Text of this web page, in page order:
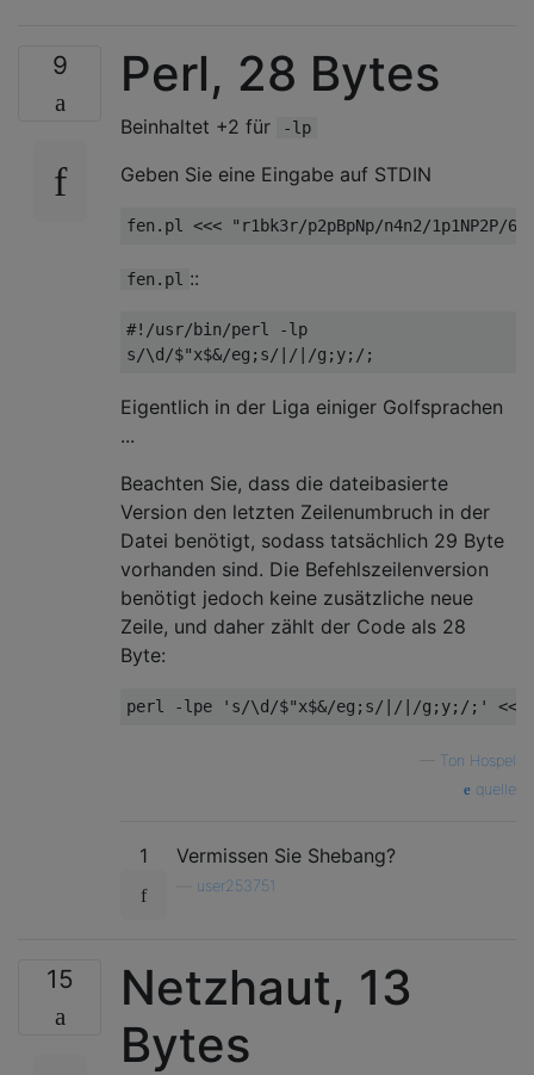
9 Perl, 28 Bytes
Beinhaltet +2 für -lp
Geben Sie eine Eingabe auf STDIN
fen.pl ::
#!/usr/bin/perl -lp
Eigentlich in der Liga einiger Golfsprachen
...
Beachten Sie, dass die dateibasierte
Version den letzten Zeilenumbruch in der
Datei benötigt, sodass tatsächlich 29 Byte
vorhanden sind. Die Befehlszeilenversion
benötigt jedoch keine zusätzliche neue
Zeile, und daher zählt der Code als 28
Byte:
Ton Hospel
quelle
1 Vermissen Sie Shebang?
user253751
15
Netzhaut, 13
Bytes